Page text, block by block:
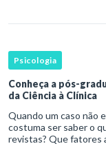
Psicologia
Conheça a pós-
da Ciência à Clínica
Quando um caso não
costuma ser saber o
revistas? Que fatores